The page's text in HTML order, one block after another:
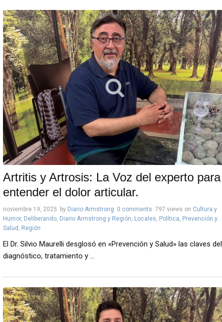
Artritis y Artrosis: La Voz del experto para
entender el dolor articular.
noviembre 19, 2025 by Diario Armstrong 0 comments 797 views on Cultura y
Humor, Deliberando, Diario Armstrong y Región, Locales, Política, Prevención y
Salud , Región
El Dr. Silvio Maurelli desglosó en «Prevención y Salud» las claves del
diagnóstico, tratamiento y ...